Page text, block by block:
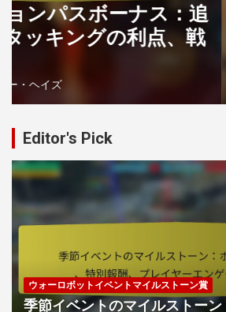
デイリープロモコー
ック、期間限定オフ
05/03/2026
Editor's Pick
ウォーロボットイベントマイルストーン賞
季節イベントのマイルストー